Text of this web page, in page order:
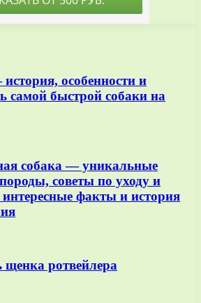
особенности и
самой быстрой собаки на
собака — уникальные
советы по уходу и
факты и история
ротвейлера